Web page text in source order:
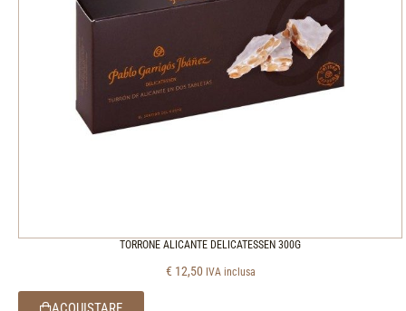
TORRONE ALICANTE DELICATESSEN 300G
€ 12,50 IVA inclusa